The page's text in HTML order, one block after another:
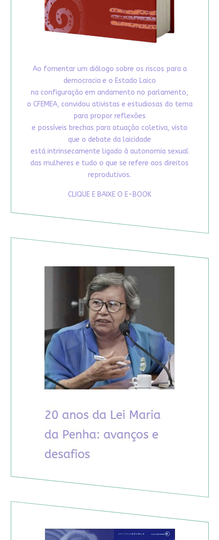
Ao fomentar um diálogo sobre os riscos para a
democracia e o Estado Laico
na configuração em andamento no parlamento,
o CFEMEA, convidou ativistas e estudiosas do tema
para propor reflexões
e possíveis brechas para atuação coletiva, visto
que o debate da laicidade
está intrinsecamente ligado à autonomia sexual
das mulheres e tudo o que se refere aos direitos
reprodutivos.
CLIQUE E BAIXE O E-BOOK